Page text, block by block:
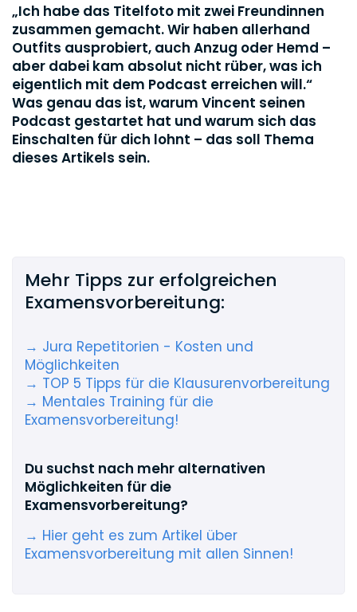
„Ich habe das Titelfoto mit zwei Freundinnen
zusammen gemacht. Wir haben allerhand
Outfits ausprobiert, auch Anzug oder Hemd –
aber dabei kam absolut nicht rüber, was ich
eigentlich mit dem Podcast erreichen will.“
Was genau das ist, warum Vincent seinen
Podcast gestartet hat und warum sich das
Einschalten für dich lohnt – das soll Thema
dieses Artikels sein.
Mehr Tipps zur erfolgreichen
Examensvorbereitung:
→ Jura Repetitorien - Kosten und
Möglichkeiten
→ TOP 5 Tipps für die Klausurenvorbereitung
→ Mentales Training für die
Examensvorbereitung!
Du suchst nach mehr alternativen
Möglichkeiten für die
Examensvorbereitung?
→ Hier geht es zum Artikel über
Examensvorbereitung mit allen Sinnen!